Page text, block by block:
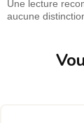
Une lecture
aucune